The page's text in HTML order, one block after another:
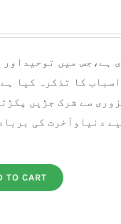
ہے،جس میں توحیداور
کا تذکرہ کیا
سے شرک جڑیں
دنیاوآخرت کی
TO CART